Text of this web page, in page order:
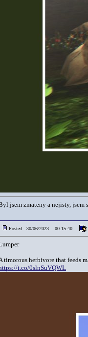
jsem zmateny a nejisty, jsem
Posted - 30/06/2023 : 00:15:40
timorous herbivore that feeds
t.co/0slnSuVQWL